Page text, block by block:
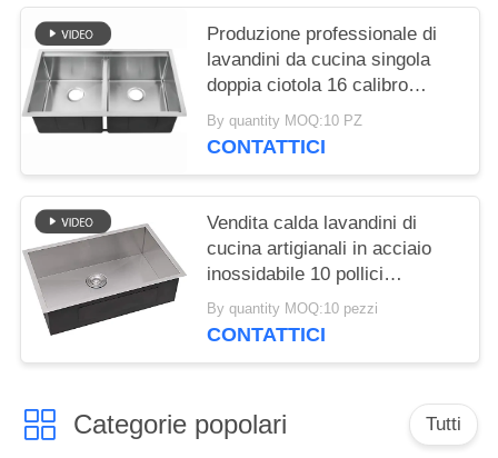
Produzione professionale di
lavandini da cucina singola
doppia ciotola 16 calibro
lavandini in acciaio
inossidabile sotto il bancone
di lavoro 10 pollici profondo
lavandino sottoterra
By quantity MOQ:10 PZ
CONTATTICI
Vendita calda lavandini di
cucina artigianali in acciaio
inossidabile 10 pollici
profondo Sus304 lavandino
per la cucina appartamento
By quantity MOQ:10 pezzi
CONTATTICI
Categorie popolari Tutti